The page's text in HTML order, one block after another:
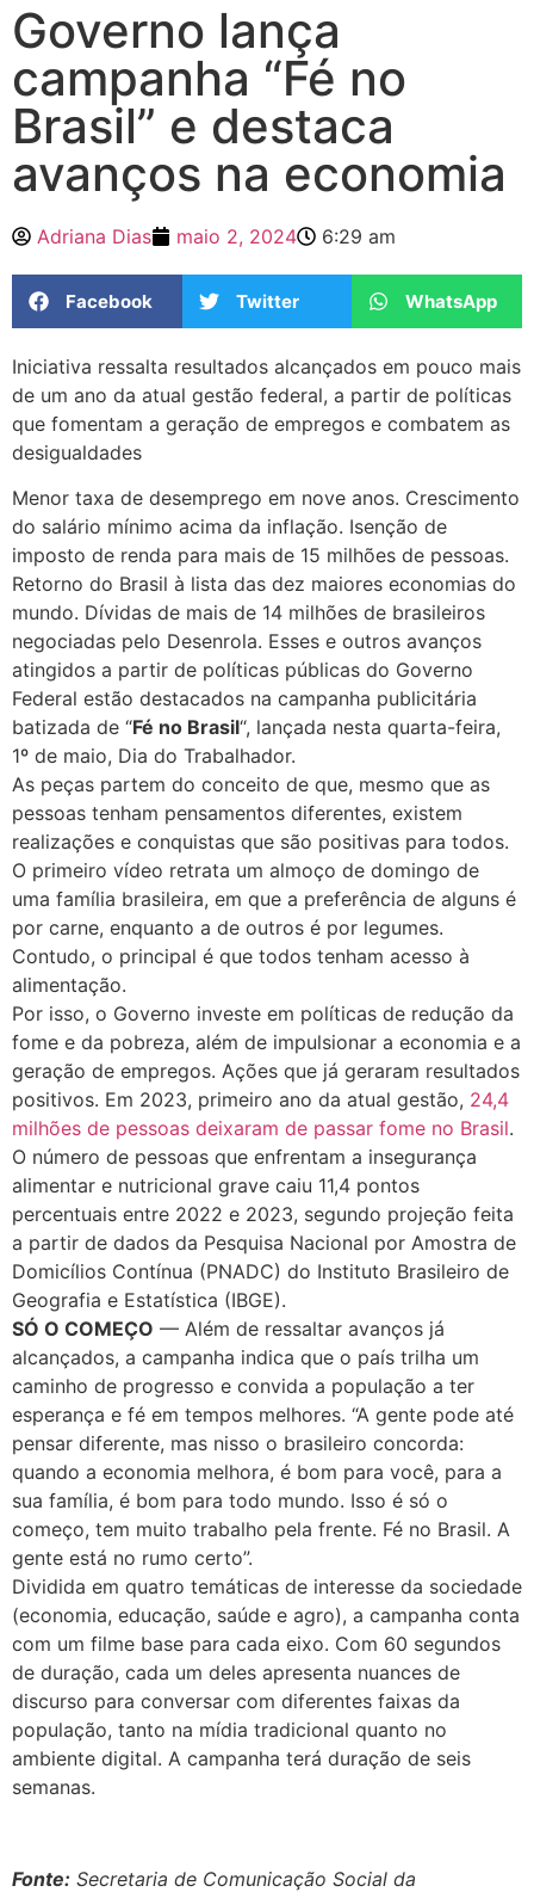
Governo lança
campanha “Fé no
Brasil” e destaca
avanços na economia
Adriana Dias maio 2, 2024 6:29 am
Facebook Twitter WhatsApp
Iniciativa ressalta resultados alcançados em pouco mais
de um ano da atual gestão federal, a partir de políticas
que fomentam a geração de empregos e combatem as
desigualdades
Menor taxa de desemprego em nove anos. Crescimento
do salário mínimo acima da inflação. Isenção de
imposto de renda para mais de 15 milhões de pessoas.
Retorno do Brasil à lista das dez maiores economias do
mundo. Dívidas de mais de 14 milhões de brasileiros
negociadas pelo Desenrola. Esses e outros avanços
atingidos a partir de políticas públicas do Governo
Federal estão destacados na campanha publicitária
batizada de “Fé no Brasil“, lançada nesta quarta-feira,
1º de maio, Dia do Trabalhador.
As peças partem do conceito de que, mesmo que as
pessoas tenham pensamentos diferentes, existem
realizações e conquistas que são positivas para todos.
O primeiro vídeo retrata um almoço de domingo de
uma família brasileira, em que a preferência de alguns é
por carne, enquanto a de outros é por legumes.
Contudo, o principal é que todos tenham acesso à
alimentação.
Por isso, o Governo investe em políticas de redução da
fome e da pobreza, além de impulsionar a economia e a
geração de empregos. Ações que já geraram resultados
positivos. Em 2023, primeiro ano da atual gestão, 24,4
milhões de pessoas deixaram de passar fome no Brasil.
O número de pessoas que enfrentam a insegurança
alimentar e nutricional grave caiu 11,4 pontos
percentuais entre 2022 e 2023, segundo projeção feita
a partir de dados da Pesquisa Nacional por Amostra de
Domicílios Contínua (PNADC) do Instituto Brasileiro de
Geografia e Estatística (IBGE).
SÓ O COMEÇO — Além de ressaltar avanços já
alcançados, a campanha indica que o país trilha um
caminho de progresso e convida a população a ter
esperança e fé em tempos melhores. “A gente pode até
pensar diferente, mas nisso o brasileiro concorda:
quando a economia melhora, é bom para você, para a
sua família, é bom para todo mundo. Isso é só o
começo, tem muito trabalho pela frente. Fé no Brasil. A
gente está no rumo certo”.
Dividida em quatro temáticas de interesse da sociedade
(economia, educação, saúde e agro), a campanha conta
com um filme base para cada eixo. Com 60 segundos
de duração, cada um deles apresenta nuances de
discurso para conversar com diferentes faixas da
população, tanto na mídia tradicional quanto no
ambiente digital. A campanha terá duração de seis
semanas.
Fonte: Secretaria de Comunicação Social da